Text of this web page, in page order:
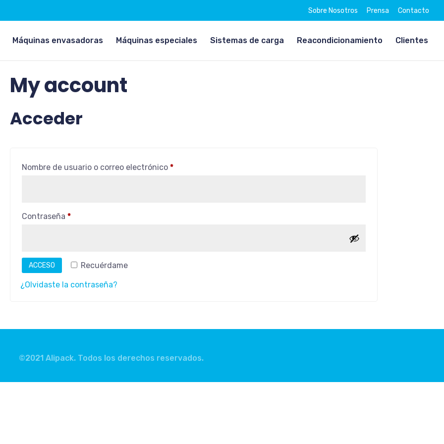
la etiqueta de apertura: Sobre Nosotros Prensa Contacto
Máquinas envasadoras Máquinas especiales Sistemas de carga Reacondicionamiento Clientes
My account
Acceder
Nombre de usuario o correo electrónico *Obligatorio
Contraseña *Obligatorio
Recuérdame
ACCESO
¿Olvidaste la contraseña?
©2021 Alipack. Todos los derechos reservados.